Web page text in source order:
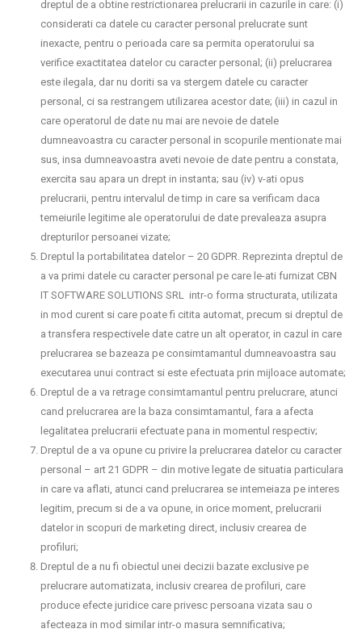
dreptul de a obtine restrictionarea prelucrarii in cazurile in care: (i)
considerati ca datele cu caracter personal prelucrate sunt
inexacte, pentru o perioada care sa permita operatorului sa
verifice exactitatea datelor cu caracter personal; (ii) prelucrarea
este ilegala, dar nu doriti sa va stergem datele cu caracter
personal, ci sa restrangem utilizarea acestor date; (iii) in cazul in
care operatorul de date nu mai are nevoie de datele
dumneavoastra cu caracter personal in scopurile mentionate mai
sus, insa dumneavoastra aveti nevoie de date pentru a constata,
exercita sau apara un drept in instanta; sau (iv) v-ati opus
prelucrarii, pentru intervalul de timp in care sa verificam daca
temeiurile legitime ale operatorului de date prevaleaza asupra
drepturilor persoanei vizate;
Dreptul la portabilitatea datelor – 20 GDPR. Reprezinta dreptul de
a va primi datele cu caracter personal pe care le-ati furnizat CBN
IT SOFTWARE SOLUTIONS SRL intr-o forma structurata, utilizata
in mod curent si care poate fi citita automat, precum si dreptul de
a transfera respectivele date catre un alt operator, in cazul in care
prelucrarea se bazeaza pe consimtamantul dumneavoastra sau
executarea unui contract si este efectuata prin mijloace automate;
Dreptul de a va retrage consimtamantul pentru prelucrare, atunci
cand prelucrarea are la baza consimtamantul, fara a afecta
legalitatea prelucrarii efectuate pana in momentul respectiv;
Dreptul de a va opune cu privire la prelucrarea datelor cu caracter
personal – art 21 GDPR – din motive legate de situatia particulara
in care va aflati, atunci cand prelucrarea se intemeiaza pe interes
legitim, precum si de a va opune, in orice moment, prelucrarii
datelor in scopuri de marketing direct, inclusiv crearea de
profiluri;
Dreptul de a nu fi obiectul unei decizii bazate exclusive pe
prelucrare automatizata, inclusiv crearea de profiluri, care
produce efecte juridice care privesc persoana vizata sau o
afecteaza in mod similar intr-o masura semnificativa;